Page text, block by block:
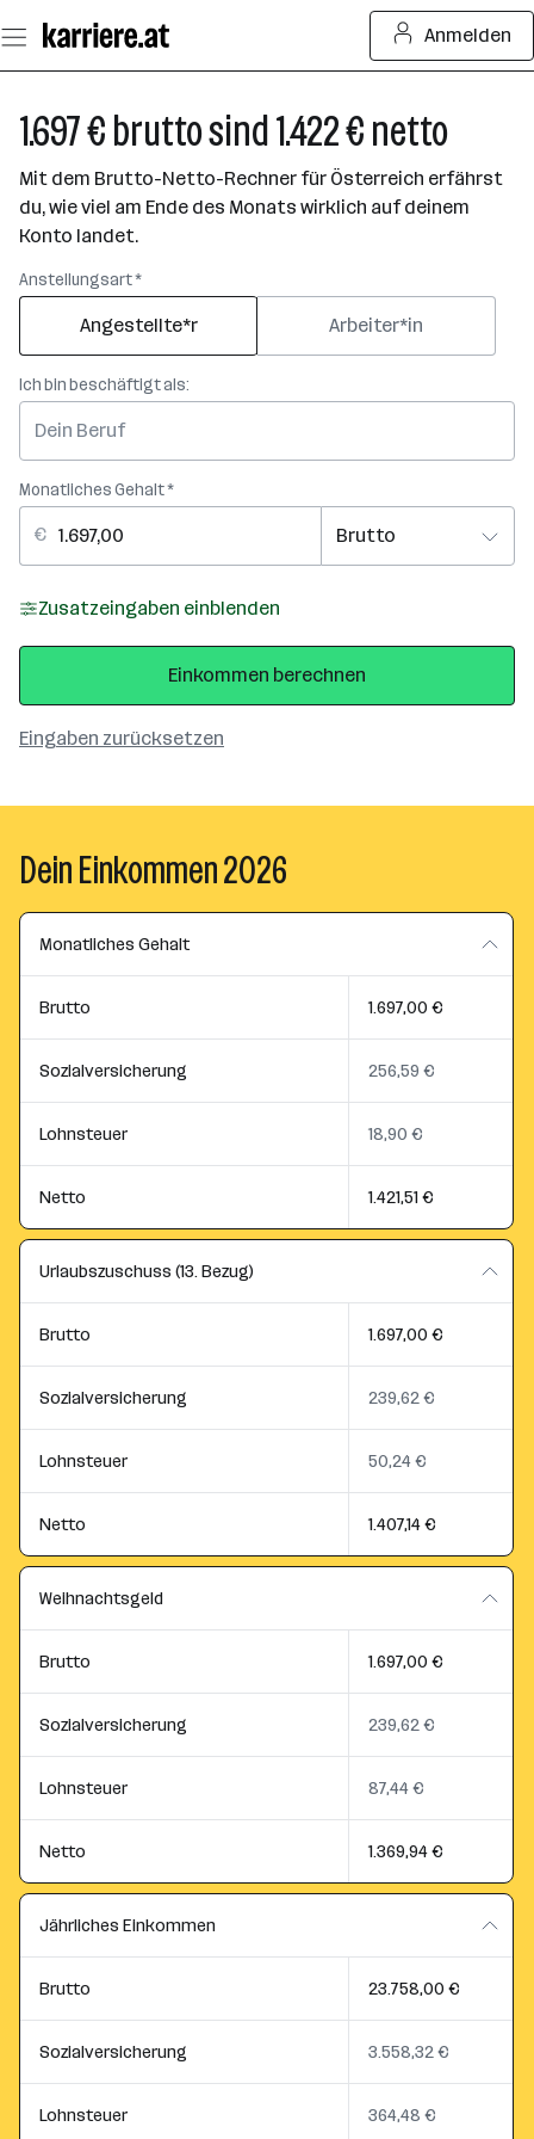
Seiteninhalt
springen
Anmelden
1.697 € brutto sind 1.422 € netto
Mit dem Brutto-Netto-Rechner für Österreich erfährst
du, wie viel am Ende des Monats wirklich auf deinem
Konto landet.
Anstellungsart *
Angestellte*r Arbeiter*in
Ich bin beschäftigt als:
Monatliches Gehalt *
Zusatzeingaben einblenden
Eingaben zurücksetzen
Einkommen berechnen
Dein Einkommen 2026
Monatliches Gehalt
Brutto 1.697,00 €
Sozialversicherung 256,59 €
Lohnsteuer 18,90 €
Netto 1.421,51 €
Urlaubszuschuss (13. Bezug)
Brutto 1.697,00 €
Sozialversicherung 239,62 €
Lohnsteuer 50,24 €
Netto 1.407,14 €
Weihnachtsgeld
Brutto 1.697,00 €
Sozialversicherung 239,62 €
Lohnsteuer 87,44 €
Netto 1.369,94 €
Jährliches Einkommen
Brutto 23.758,00 €
Sozialversicherung 3.558,32 €
Lohnsteuer 364,48 €